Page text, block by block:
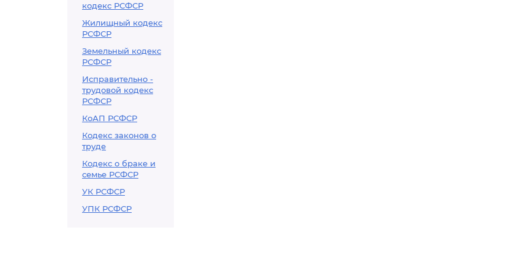
кодекс РСФСР
Жилищный кодекс
РСФСР
Земельный кодекс
РСФСР
Исправительно -
трудовой кодекс
РСФСР
КоАП РСФСР
Кодекс законов о
труде
Кодекс о браке и
семье РСФСР
УК РСФСР
УПК РСФСР